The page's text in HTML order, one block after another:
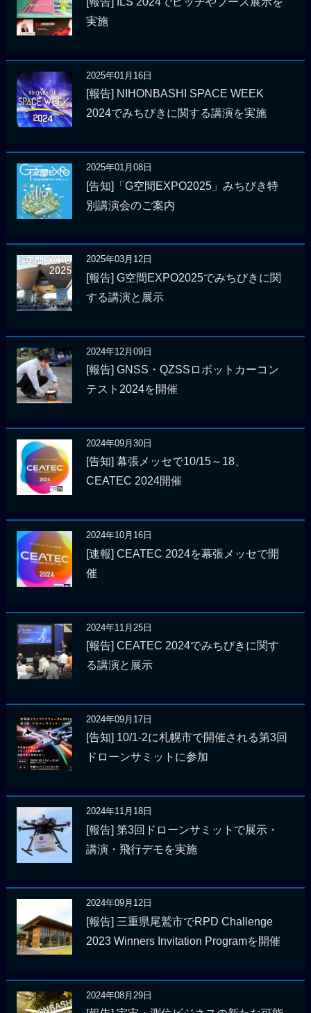
実施
2025年01月16日
[報告] NIHONBASHI SPACE WEEK
2024でみちびきに関する講演を実施
2025年01月08日
[告知]「G空間EXPO2025」みちびき特
別講演会のご案内
2025年03月12日
[報告] G空間EXPO2025でみちびきに関
する講演と展示
2024年12月09日
[報告] GNSS・QZSSロボットカーコン
テスト2024を開催
2024年09月30日
[告知] 幕張メッセで10/15～18、
CEATEC 2024開催
2024年10月16日
[速報] CEATEC 2024を幕張メッセで開
催
2024年11月25日
[報告] CEATEC 2024でみちびきに関す
る講演と展示
2024年09月17日
[告知] 10/1-2に札幌市で開催される第3回
ドローンサミットに参加
2024年11月18日
[報告] 第3回ドローンサミットで展示・
講演・飛行デモを実施
2024年09月12日
[報告] 三重県尾鷲市でRPD Challenge
2023 Winners Invitation Programを開催
2024年08月29日